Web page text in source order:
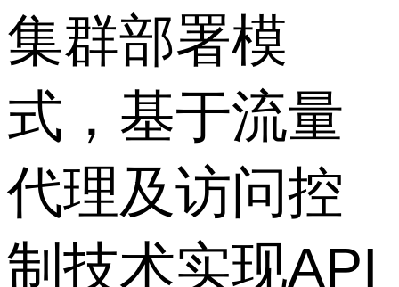
集群部署模
式，基于流量
代理及访问控
制技术实现API